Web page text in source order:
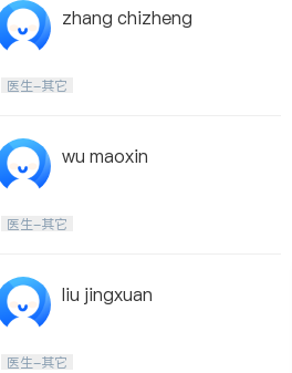
zhang chizheng
医生-其它
wu maoxin
医生-其它
liu jingxuan
医生-其它